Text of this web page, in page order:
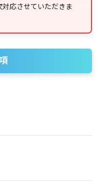
応させていただきま